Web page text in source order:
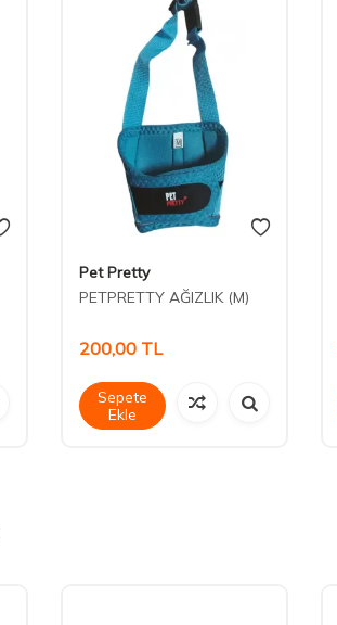
Pet Pretty
PETPRETTY AĞIZLIK (M)
200,00 TL
Sepete
Ekle